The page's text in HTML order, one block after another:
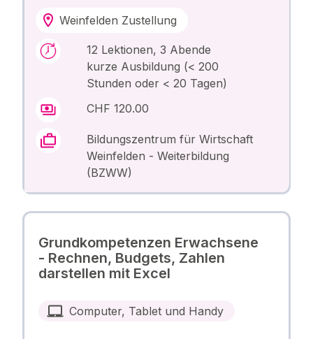
Weinfelden Zustellung
12 Lektionen, 3 Abende
kurze Ausbildung (< 200
Stunden oder < 20 Tagen)
CHF 120.00
Bildungszentrum für Wirtschaft
Weinfelden - Weiterbildung
(BZWW)
Grundkompetenzen Erwachsene
- Rechnen, Budgets, Zahlen
darstellen mit Excel
Computer, Tablet und Handy